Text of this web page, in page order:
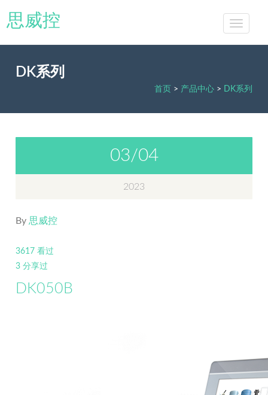
思威控
DK系列
首页 > 产品中心> DK系列
03/04
2023
By 思威控
3617 看过
3 分享过
DK050B